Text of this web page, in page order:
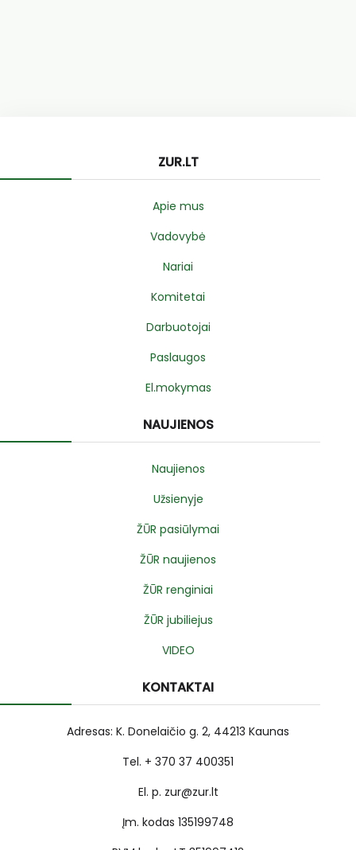
ZUR.LT
Apie mus
Vadovybė
Nariai
Komitetai
Darbuotojai
Paslaugos
El.mokymas
NAUJIENOS
Naujienos
Užsienyje
ŽŪR pasiūlymai
ŽŪR naujienos
ŽŪR renginiai
ŽŪR jubiliejus
VIDEO
KONTAKTAI
Adresas: K. Donelaičio g. 2, 44213 Kaunas
Tel. + 370 37 400351
El. p. zur@zur.lt
Įm. kodas 135199748